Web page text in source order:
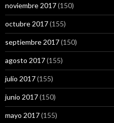
noviembre 2017(150)
octubre 2017(155)
septiembre 2017(150)
agosto 2017(155)
julio 2017(155)
junio 2017(150)
mayo 2017(155)